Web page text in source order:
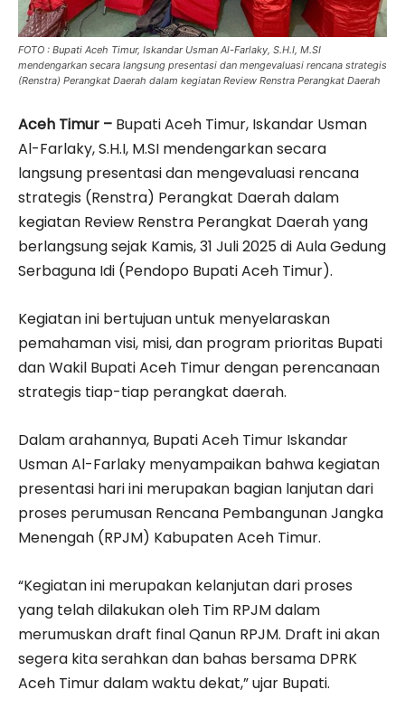
FOTO : Bupati Aceh Timur, Iskandar Usman Al-Farlaky, S.H.I, M.SI
mendengarkan secara langsung presentasi dan mengevaluasi rencana strategis
(Renstra) Perangkat Daerah dalam kegiatan Review Renstra Perangkat Daerah
Aceh Timur – Bupati Aceh Timur, Iskandar Usman
Al-Farlaky, S.H.I, M.SI mendengarkan secara
langsung presentasi dan mengevaluasi rencana
strategis (Renstra) Perangkat Daerah dalam
kegiatan Review Renstra Perangkat Daerah yang
berlangsung sejak Kamis, 31 Juli 2025 di Aula Gedung
Serbaguna Idi (Pendopo Bupati Aceh Timur).
Kegiatan ini bertujuan untuk menyelaraskan
pemahaman visi, misi, dan program prioritas Bupati
dan Wakil Bupati Aceh Timur dengan perencanaan
strategis tiap-tiap perangkat daerah.
Dalam arahannya, Bupati Aceh Timur Iskandar
Usman Al-Farlaky menyampaikan bahwa kegiatan
presentasi hari ini merupakan bagian lanjutan dari
proses perumusan Rencana Pembangunan Jangka
Menengah (RPJM) Kabupaten Aceh Timur.
“Kegiatan ini merupakan kelanjutan dari proses
yang telah dilakukan oleh Tim RPJM dalam
merumuskan draft final Qanun RPJM. Draft ini akan
segera kita serahkan dan bahas bersama DPRK
Aceh Timur dalam waktu dekat,” ujar Bupati.